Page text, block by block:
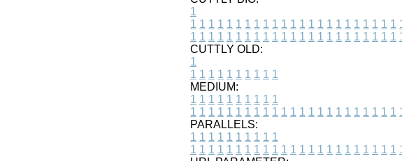
1
1 1 1 1 1 1 1 1 1 1 1 1 1 1 1 1 1 1 1 1 1 1 1
1 1 1 1 1 1 1 1 1 1 1 1 1 1 1 1 1 1 1 1 1 1 1
CUTTLY OLD:
1
1 1 1 1 1 1 1 1 1 1
MEDIUM:
1 1 1 1 1 1 1 1 1 1
1 1 1 1 1 1 1 1 1 1 1 1 1 1 1 1 1 1 1 1 1 1 1
PARALLELS:
1 1 1 1 1 1 1 1 1 1
1 1 1 1 1 1 1 1 1 1 1 1 1 1 1 1 1 1 1 1 1 1 1